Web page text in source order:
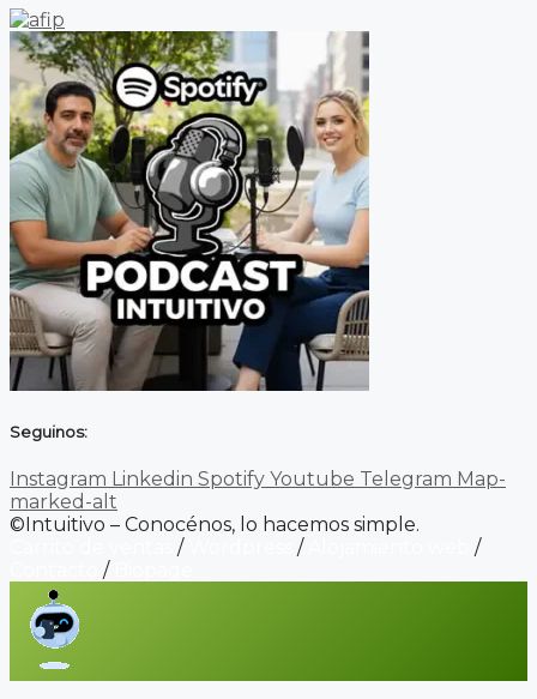
Seguinos:
Instagram Linkedin Spotify Youtube Telegram Map-
marked-alt
©Intuitivo – Conocénos, lo hacemos simple.
/ /
/
/